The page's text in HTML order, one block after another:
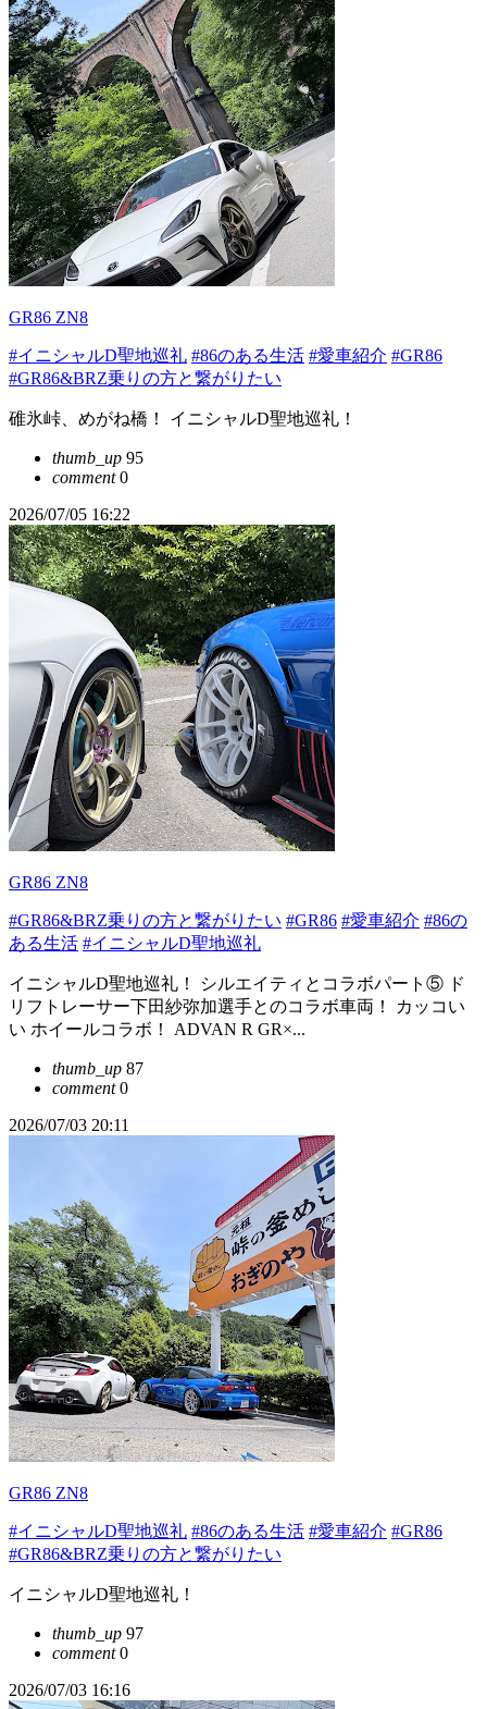
GR86 ZN8
#イニシャルD聖地巡礼 #86のある生活 #愛車紹介 #GR86
#GR86&BRZ乗りの方と繋がりたい
碓氷峠、めがね橋！ イニシャルD聖地巡礼！
thumb_up 95
comment0
2026/07/05 16:22
GR86 ZN8
#GR86&BRZ乗りの方と繋がりたい #GR86 #愛車紹介 #86の
ある生活 #イニシャルD聖地巡礼
イニシャルD聖地巡礼！ シルエイティとコラボパート⑤ ド
リフトレーサー下田紗弥加選手とのコラボ車両！ カッコい
い ホイールコラボ！ ADVAN R GR×...
thumb_up 87
comment0
2026/07/03 20:11
GR86 ZN8
#イニシャルD聖地巡礼 #86のある生活 #愛車紹介 #GR86
#GR86&BRZ乗りの方と繋がりたい
イニシャルD聖地巡礼！
thumb_up 97
comment0
2026/07/03 16:16